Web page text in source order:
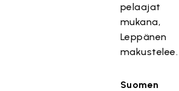
pelaajat
mukana,
Leppänen
makustelee.
Suomen